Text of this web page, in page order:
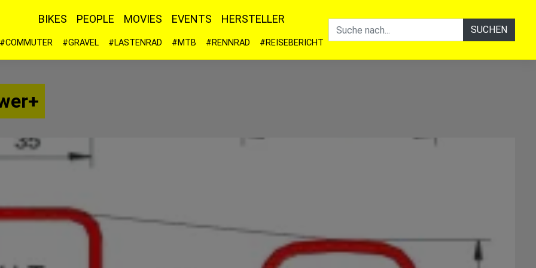
SUCHEN
BIKES PEOPLE MOVIES EVENTS HERSTELLER
#COMMUTER #GRAVEL #LASTENRAD #MTB #RENNRAD #REISEBERICHT